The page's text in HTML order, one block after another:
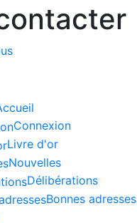
Connexion
Livre d'or
Nouvelles
Délibérations
Bonnes adresses